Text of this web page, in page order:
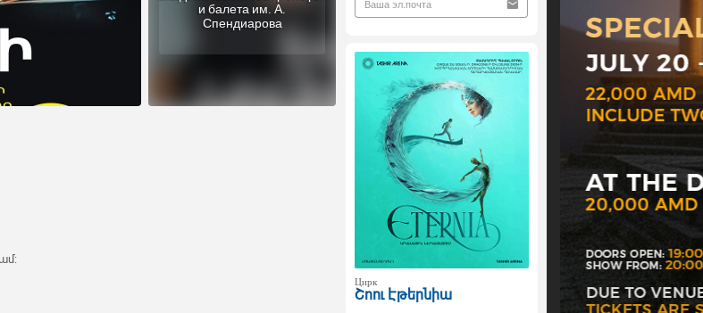
и балета им. А.
Спендиарова
Цирк
Շոու Էթերնիա